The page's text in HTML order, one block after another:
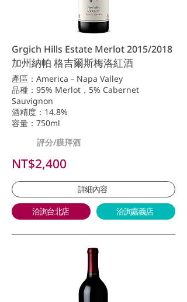
Grgich Hills Estate Merlot 2015/2018
加州納帕 格吉爾斯梅洛紅酒
產區：America－Napa Valley
品種：95% Merlot，5% Cabernet
Sauvignon
酒精度：14.8%
容量：750ml
評分/膜拜酒
NT$2,400
詳細內容
洽詢台北店 洽詢嘉義店